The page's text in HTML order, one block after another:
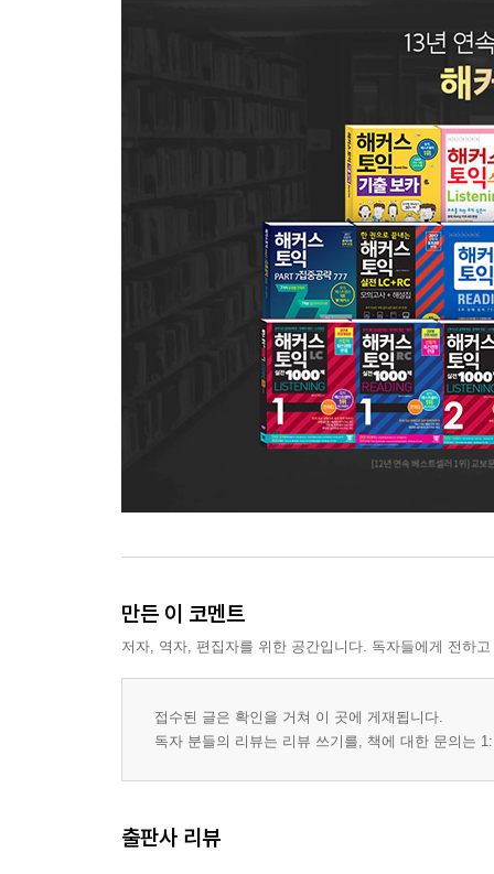
만든 이 코멘트
저자, 역자, 편집자를 위한 공간입니다. 독자들에게 전하
접수된 글은 확인을 거쳐 이 곳에 게재됩니다.
독자 분들의 리뷰는 리뷰 쓰기를, 책에 대한 문의는
출판사 리뷰